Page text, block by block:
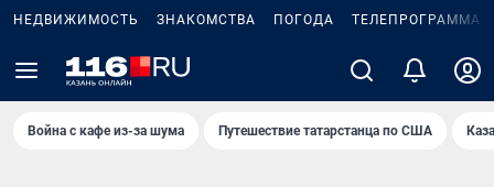
НЕДВИЖИМОСТЬ ЗНАКОМСТВА ПОГОДА ТЕЛЕПРОГРАММА
Война с кафе из-за шума Путешествие татарстанца по США